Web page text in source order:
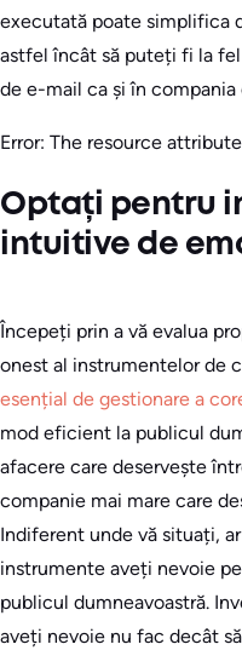
executată poate simplifica
astfel încât să puteți fi la
de e-mail ca și în compania
Error: The resource
Optați pentru
intuitive de
Începeți prin a vă evalua
onest al instrumentelor de
esențial de gestionare a
mod eficient la publicul
afacere care deservește
companie mai mare care
Indiferent unde vă situați,
instrumente aveți nevoie
publicul dumneavoastră.
aveți nevoie nu fac decât